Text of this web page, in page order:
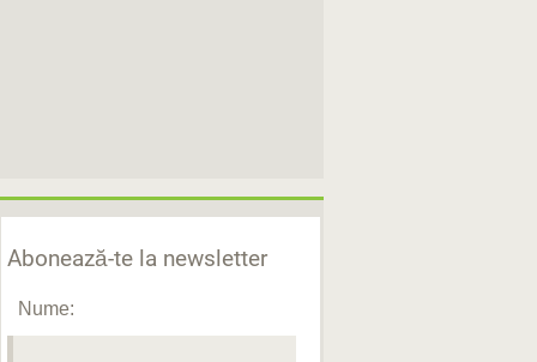
Abonează-te la newsletter
Nume: